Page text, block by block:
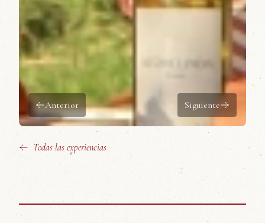
Anterior Siguiente
Todas las experiencias